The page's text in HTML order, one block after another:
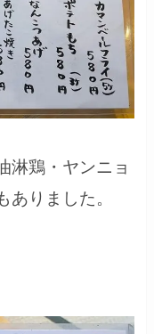
淋鶏・ヤンニョ
ありました。